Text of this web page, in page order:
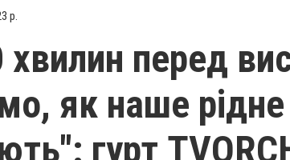
р.
хвилин перед
як наше рідне
гурт